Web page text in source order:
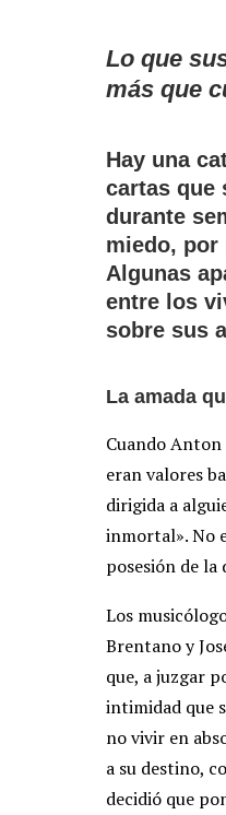
Lo que
más que
Hay una
cartas que
durante
miedo, por
Algunas
entre los
sobre sus
La amada
Cuando Anton
eran valores
dirigida a
inmortal». No
posesión de
Los
Brentano y
que, a juzgar
intimidad que
no vivir en
a su destino,
decidió que